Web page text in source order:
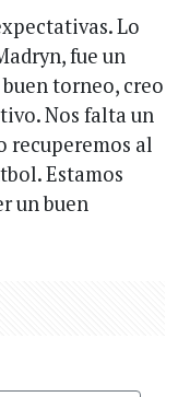
Lo
fue un
torneo, creo
Nos falta un
recuperemos al
Estamos
un buen